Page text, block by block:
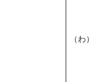
（わ）